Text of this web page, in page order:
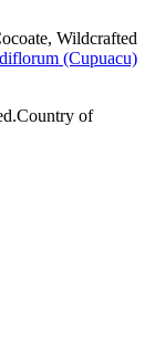
Wildcrafted
(Cupuacu)
of